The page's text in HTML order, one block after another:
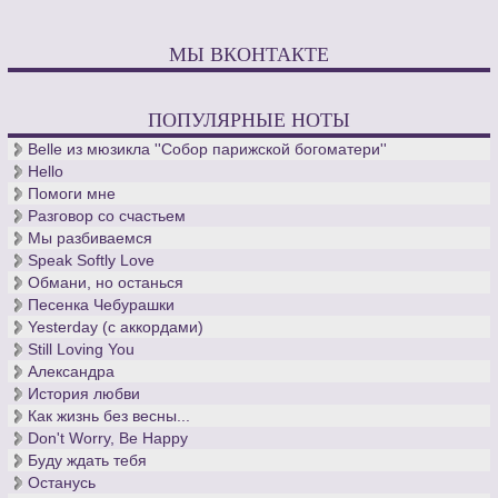
МЫ ВКОНТАКТЕ
ПОПУЛЯРНЫЕ НОТЫ
Belle из мюзикла ''Собор парижской богоматери''
Hello
Помоги мне
Разговор со счастьем
Мы разбиваемся
Speak Softly Love
Обмани, но останься
Песенка Чебурашки
Yesterday (с аккордами)
Still Loving You
Александра
История любви
Как жизнь без весны...
Don't Worry, Be Happy
Буду ждать тебя
Останусь